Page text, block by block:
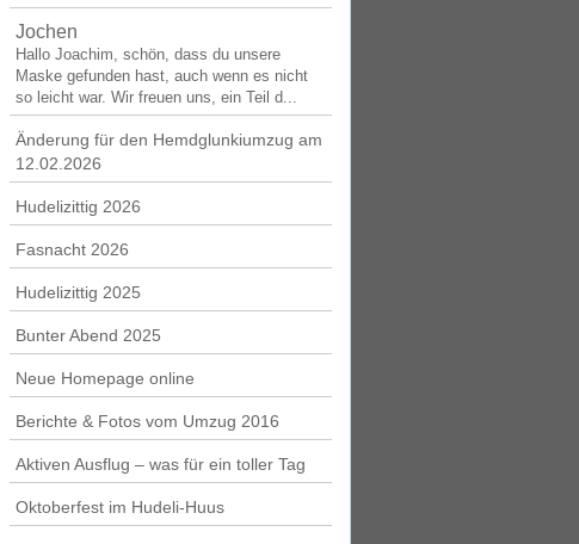
Jochen
Hallo Joachim, schön, dass du unsere
Maske gefunden hast, auch wenn es nicht
so leicht war. Wir freuen uns, ein Teil d...
Änderung für den Hemdglunkiumzug am
12.02.2026
Hudelizittig 2026
Fasnacht 2026
Hudelizittig 2025
Bunter Abend 2025
Neue Homepage online
Berichte & Fotos vom Umzug 2016
Aktiven Ausflug – was für ein toller Tag
Oktoberfest im Hudeli-Huus